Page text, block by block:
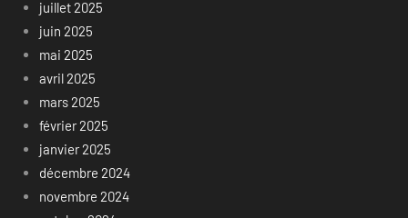
juillet 2025
juin 2025
mai 2025
avril 2025
mars 2025
février 2025
janvier 2025
décembre 2024
novembre 2024